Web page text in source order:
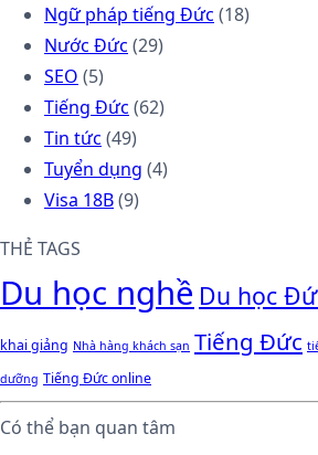
Ngữ pháp tiếng Đức (18)
Nước Đức (29)
SEO (5)
Tiếng Đức (62)
Tin tức (49)
Tuyển dụng (4)
Visa 18B(9)
THẺ TAGS
Du học nghề Du học
khai giảng Nhà hàng khách sạn Tiếng Đức
dưỡng Tiếng Đức online
Có thể bạn quan tâm